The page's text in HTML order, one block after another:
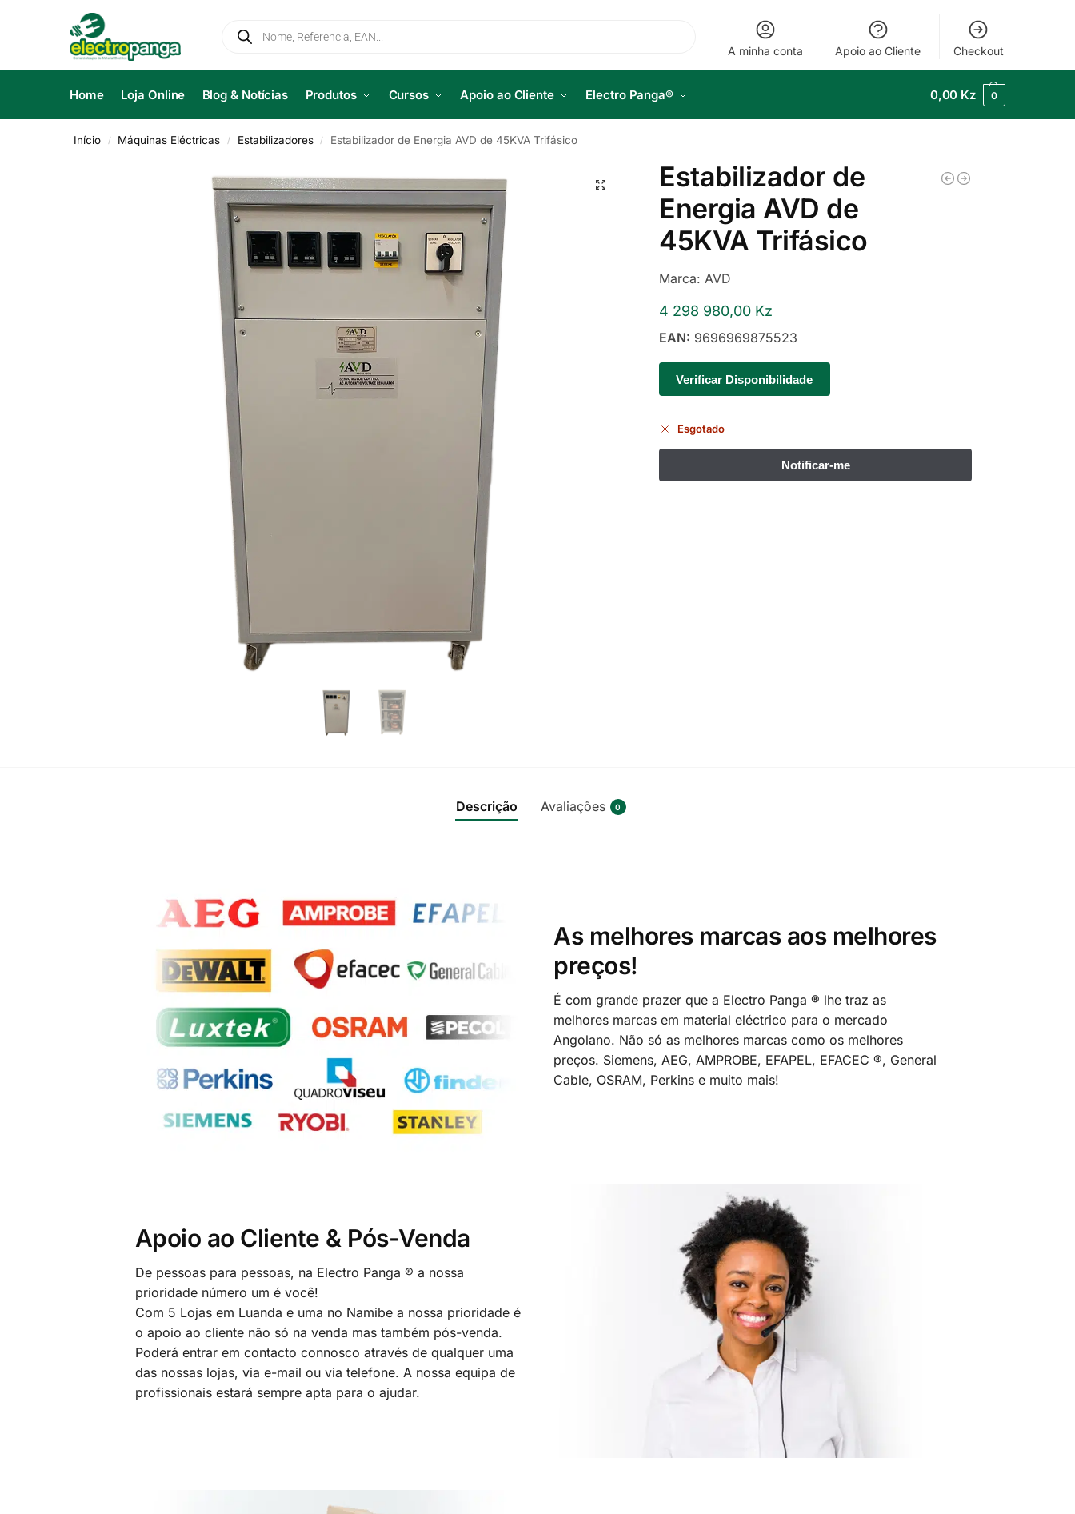
A minha conta Apoio ao Cliente Checkout
Home Loja Online Blog & Notícias Produtos Cursos Apoio ao Cliente Electro Panga® 0,00 Kz 0
Início / Máquinas Eléctricas / Estabilizadores / Estabilizador de Energia AVD de 45KVA Trifásico
Estabilizador de
Energia AVD de
45KVA Trifásico
Marca:AVD
4 298 980,00 Kz
EAN: 9696969875523
Verificar Disponibilidade
Esgotado
Descrição Avaliações 0
As melhores marcas aos melhores
preços!
É com grande prazer que a Electro Panga ® lhe traz as
melhores marcas em material eléctrico para o mercado
Angolano. Não só as melhores marcas como os melhores
preços. Siemens, AEG, AMPROBE, EFAPEL, EFACEC ®, General
Cable, OSRAM, Perkins e muito mais!
Apoio ao Cliente & Pós-Venda
De pessoas para pessoas, na Electro Panga ® a nossa
prioridade número um é você!
Com 5 Lojas em Luanda e uma no Namibe a nossa prioridade é
o apoio ao cliente não só na venda mas também pós-venda.
Poderá entrar em contacto connosco através de qualquer uma
das nossas lojas, via e-mail ou via telefone. A nossa equipa de
profissionais estará sempre apta para o ajudar.